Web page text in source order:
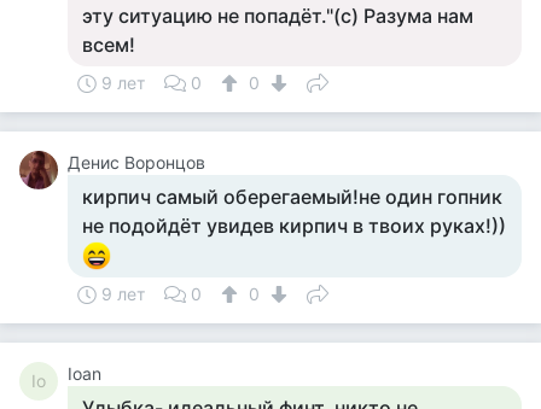
эту ситуацию не попадёт."(с) Разума нам
всем!
9 лет 0 0
Денис Воронцов
кирпич самый оберегаемый!не один гопник
не подойдёт увидев кирпич в твоих руках!))
9 лет 0 0
Io Ioan